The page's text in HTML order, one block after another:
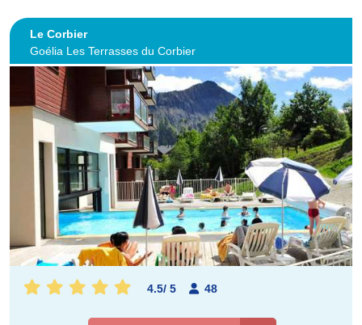
Le Corbier
Goélia Les Terrasses du Corbier
4.5/ 5 48